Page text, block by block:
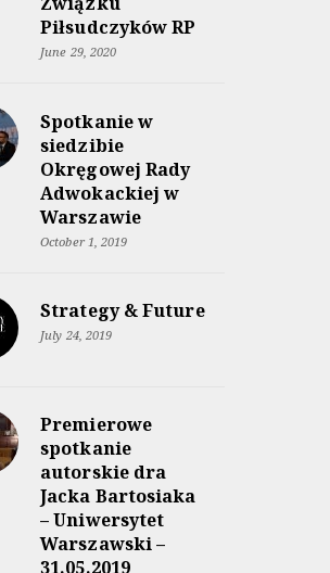
Piłsudczyków RP
June 29, 2020
Spotkanie w
siedzibie
Okręgowej Rady
Adwokackiej w
Warszawie
October 1, 2019
Strategy & Future
July 24, 2019
Premierowe
spotkanie
autorskie dra
Jacka Bartosiaka
– Uniwersytet
Warszawski –
31.05.2019